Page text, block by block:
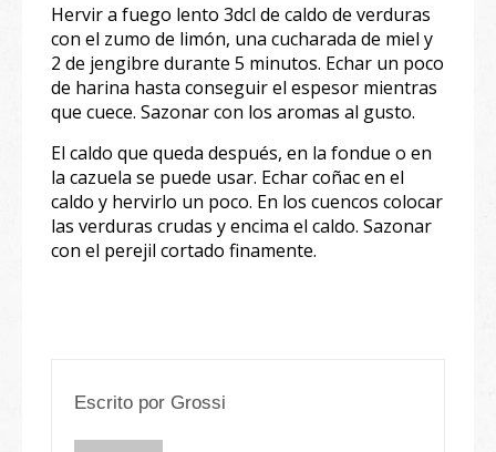
Hervir a fuego lento 3dcl de caldo de verduras
con el zumo de limón, una cucharada de miel y
2 de jengibre durante 5 minutos. Echar un poco
de harina hasta conseguir el espesor mientras
que cuece. Sazonar con los aromas al gusto.
El caldo que queda después, en la fondue o en
la cazuela se puede usar. Echar coñac en el
caldo y hervirlo un poco. En los cuencos colocar
las verduras crudas y encima el caldo. Sazonar
con el perejil cortado finamente.
Escrito por Grossi